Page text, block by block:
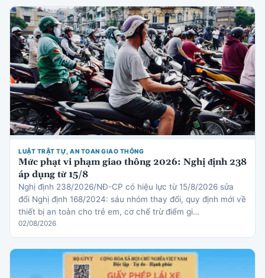
LUẬT TRẬT TỰ, AN TOAN GIAO THÔNG
Mức phạt vi phạm giao thông 2026: Nghị định 238
áp dụng từ 15/8
Nghị định 238/2026/NĐ-CP có hiệu lực từ 15/8/2026 sửa
đổi Nghị định 168/2024: sáu nhóm thay đổi, quy định mới về
thiết bị an toàn cho trẻ em, cơ chế trừ điểm gi…
02/08/2026